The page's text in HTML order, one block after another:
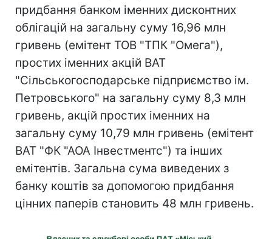
придбання банком іменних дисконтних
облігацій на загальну суму 16,96 млн
гривень (емітент ТОВ "ТПК "Омега"),
простих іменних акцій ВАТ
"Сільськогосподарське підприємство ім.
Петровського" на загальну суму 8,3 млн
гривень, акцій простих іменних на
загальну суму 10,79 млн гривень (емітент
ВАТ "ФК "АОА Інвестментс") та інших
емітентів. Загальна сума виведених з
банку коштів за допомогою придбання
цінних паперів становить 48 млн гривень.